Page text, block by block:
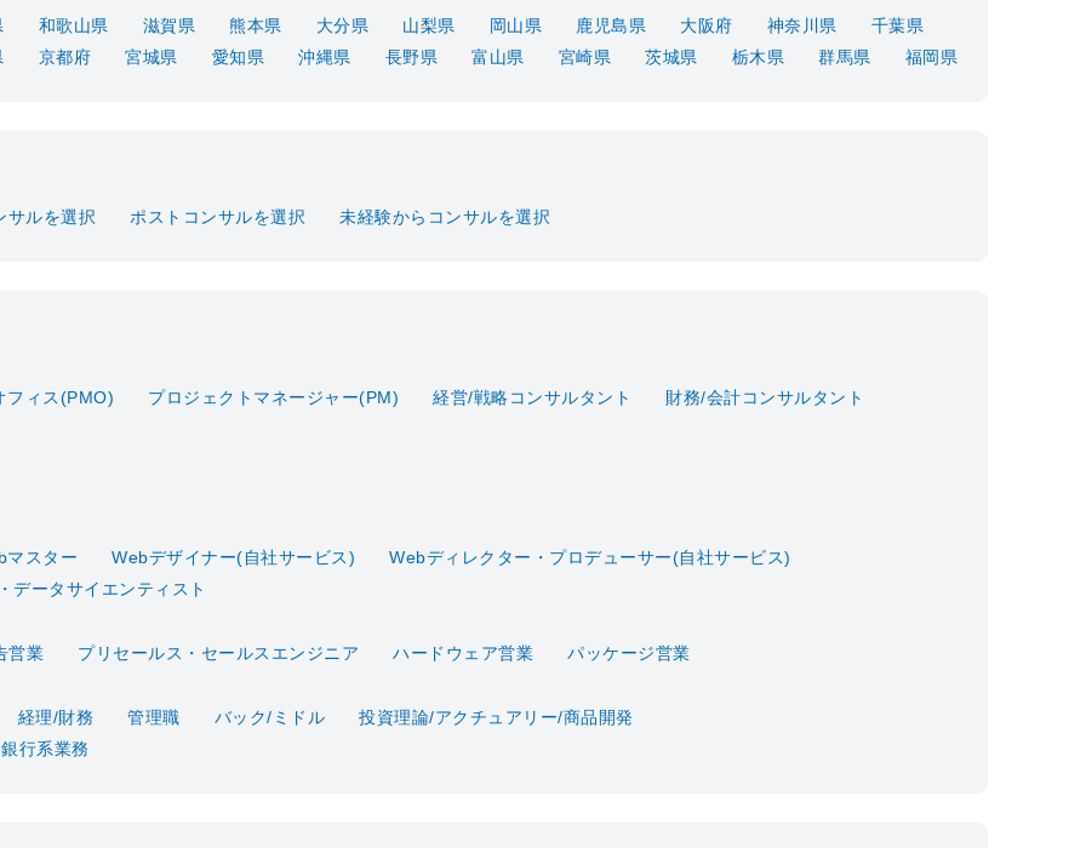
和歌山県 滋賀県 熊本県 大分県 山梨県 岡山県 鹿児島県 大阪府 神奈川県
千葉県
京都府 宮城県 愛知県 沖縄県 長野県 富山県 宮崎県 茨城県 栃木県 群馬県 福岡県
サルを選択 ポストコンサルを選択 未経験からコンサルを選択
フィス(PMO) プロジェクトマネージャー(PM) 経営/戦略コンサルタント 財務/会計コンサルタント
マスター Webデザイナー(自社サービス)
Webディレクター・プロデューサー(自社サービス)
データサイエンティスト
営業 プリセールス・セールスエンジニア ハードウェア営業 パッケージ営業
経理/財務 管理職 バック/ミドル
投資理論/アクチュアリー/商品開発
行系業務